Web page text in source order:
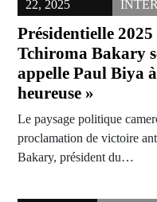
22, 2025
Présidentielle
Tchiroma Bakary
appelle Paul Biya
heureuse »
Le paysage politique
proclamation de victoire
Bakary, président du…